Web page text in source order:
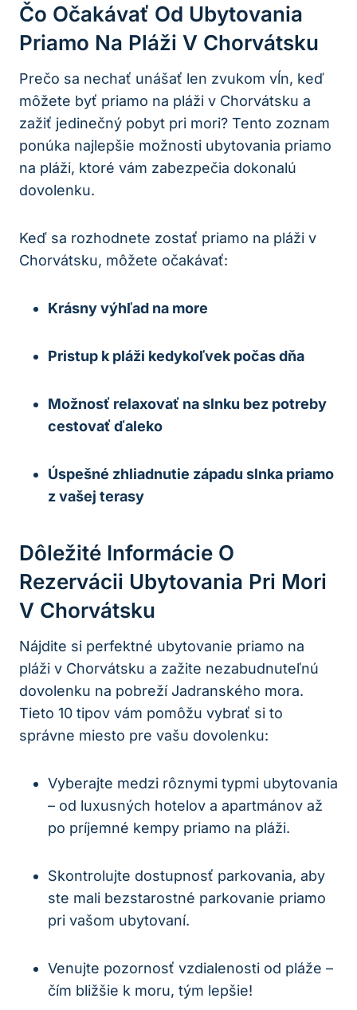
Čo Očakávať Od Ubytovania
Priamo Na Pláži V Chorvátsku
Prečo sa nechať unášať len zvukom vĺn, keď
môžete byť priamo na pláži v Chorvátsku a
zažiť jedinečný pobyt pri mori? Tento zoznam
ponúka najlepšie možnosti ubytovania priamo
na pláži, ktoré vám zabezpečia dokonalú
dovolenku.
Keď sa rozhodnete zostať priamo na pláži v
Chorvátsku, môžete očakávať:
Krásny výhľad na more
Pristup k pláži kedykoľvek počas dňa
Možnosť relaxovať na slnku bez potreby
cestovať ďaleko
Úspešné zhliadnutie západu slnka priamo
z vašej terasy
Dôležité Informácie O
Rezervácii Ubytovania Pri Mori
V Chorvátsku
Nájdite si perfektné ubytovanie priamo na
pláži v Chorvátsku a zažite nezabudnuteľnú
dovolenku na pobreží Jadranského mora.
Tieto 10 tipov vám pomôžu vybrať si to
správne miesto pre vašu dovolenku:
Vyberajte medzi rôznymi typmi ubytovania
– od luxusných hotelov a apartmánov až
po príjemné kempy priamo na pláži.
Skontrolujte dostupnosť parkovania, aby
ste mali bezstarostné parkovanie priamo
pri vašom ubytovaní.
Venujte pozornosť vzdialenosti od pláže –
čím bližšie k moru, tým lepšie!